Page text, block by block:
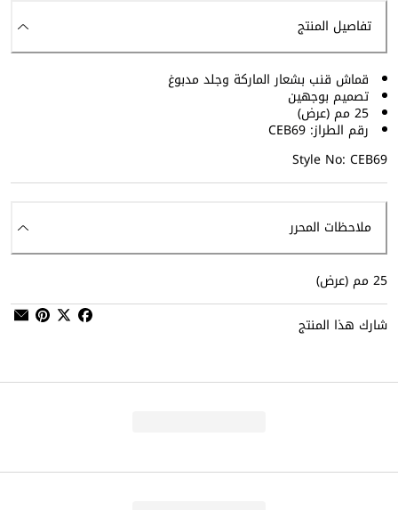
تفاصيل المنتج
قماش قنب بشعار الماركة وجلد مدبوغ
تصميم بوجهين
25 مم (عرض)
رقم الطراز: CEB69
Style No: CEB69
ملاحظات المحرر
25 مم (عرض)
شارك هذا المنتج